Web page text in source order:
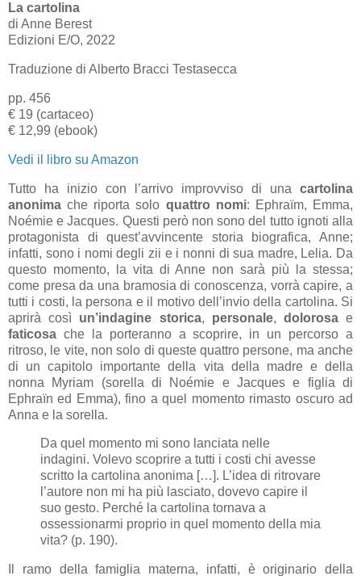
La cartolina
di Anne Berest
Edizioni E/O, 2022
Traduzione di Alberto Bracci Testasecca
pp. 456
€ 19 (cartaceo)
€ 12,99 (ebook)
Vedi il libro su Amazon
Tutto ha inizio con l’arrivo improvviso di una cartolina
anonima che riporta solo quattro nomi: Ephraïm, Emma,
Noémie e Jacques. Questi però non sono del tutto ignoti alla
protagonista di quest’avvincente storia biografica, Anne;
infatti, sono i nomi degli zii e i nonni di sua madre, Lelia. Da
questo momento, la vita di Anne non sarà più la stessa;
come presa da una bramosia di conoscenza, vorrà capire, a
tutti i costi, la persona e il motivo dell’invio della cartolina. Si
aprirà così un’indagine storica, personale, dolorosae
faticosa che la porteranno a scoprire, in un percorso a
ritroso, le vite, non solo di queste quattro persone, ma anche
di un capitolo importante della vita della madre e della
nonna Myriam (sorella di Noémie e Jacques e figlia di
Ephraïn ed Emma), fino a quel momento rimasto oscuro ad
Anna e la sorella.
Da quel momento mi sono lanciata nelle
indagini. Volevo scoprire a tutti i costi chi avesse
scritto la cartolina anonima […]. L’idea di ritrovare
l’autore non mi ha più lasciato, dovevo capire il
suo gesto. Perché la cartolina tornava a
ossessionarmi proprio in quel momento della mia
vita? (p. 190).
Il ramo della famiglia materna, infatti, è originario della